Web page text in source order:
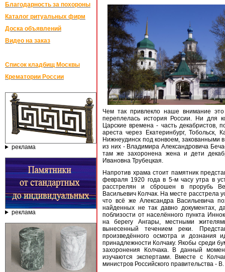
Благодарность за похороны
Каталог ритуальных фирм
Доска объявлений
Видео на заказ
Список кладбищ Москвы
Крематории России
реклама
реклама
Чем так привлекло наше внимание
переплелась история России. Ни для
Царские времена - часть декабристов,
ареста через Екатеринбург, Тобольск,
Нижнеудинск под конвоем, закованными
из них - Владимира Александровича
там же захоронена жена и дети
Ивановна Трубецкая.
Напротив храма стоит памятник
февраля 1920 года в 5-м часу утра в
расстрелян и сброшен в прорубь
Васильевич Колчак. На месте расстрела
что всё же Александра Васильевича
найденных не так давно документах,
поблизости от населённого пункта
на берегу Ангары, местными
вынесенный течением реки.
произведённого осмотра и дознания
принадлежности Колчаку. Якобы среди
захоронения Колчака. В данный
изучаются экспертами. Вместе с
министров Российского правительства -